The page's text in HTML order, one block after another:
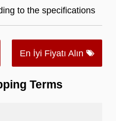
to the specifications
En İyi Fiyatı Alın
Terms